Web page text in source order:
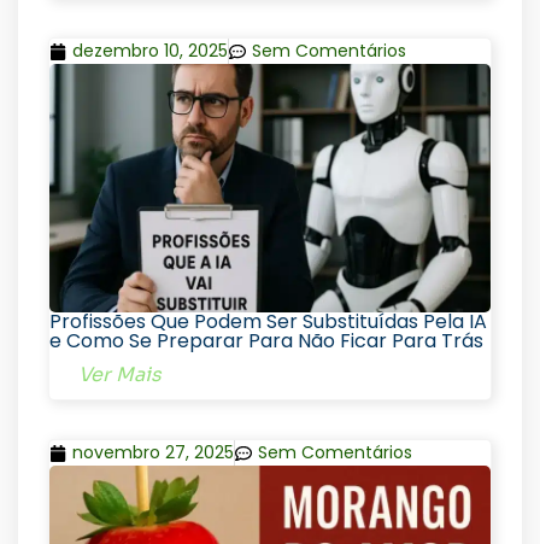
dezembro 10, 2025 Sem Comentários
Profissões Que Podem Ser Substituídas Pela IA
e Como Se Preparar Para Não Ficar Para Trás
Ver Mais
novembro 27, 2025 Sem Comentários